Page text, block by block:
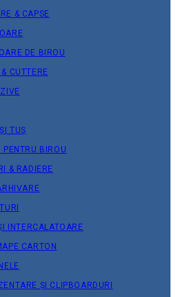
& CAPSE
DE BIROU
CUTTERE
TUȘ
PENTRU BIROU
& RADIERE
INTERCALATOARE
CARTON
ȘI CLIPBOARDURI